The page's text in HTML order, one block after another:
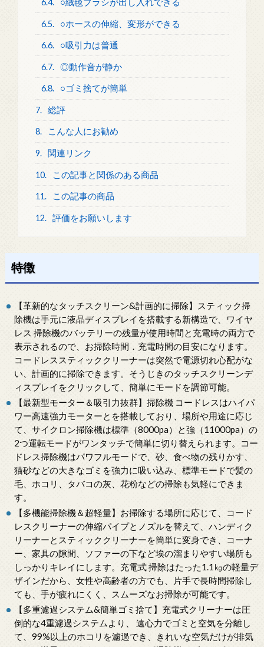
6.4. ○絨毯ブラシが出し入れできる
6.5. ○ホースの伸縮、変形ができる
6.6. ○吸引力は普通
6.7. ◎動作音が静か
6.8. ○ゴミ捨てが簡単
7. 総評
8. こんな人にお勧め
9. 関連リンク
10. この記事と関係のある商品
11. この記事の商品
12. 評価をお願いします
特徴
【革新的なタッチスクリーン&計画的に掃除】スティック掃
除機は手元に液晶ディスプレイを搭載する新構造で、ワイヤ
レス 掃除機のバッテリーの残量が使用時間と充電時の両方で
表示されるので、お掃除時間．充電時間の目安になります。
コードレススティッククリーナーは突然で電源切れ心配がな
い、計画的に掃除できます。そうじきのタッチスクリーンデ
ィスプレイをクリックして、簡単にモードを調節可能。
【最新型モーター＆吸引力抜群】掃除機 コードレスはハイパ
ワー高速強力モーターとを搭載しており、場所や用途に応じ
て、サイクロン掃除機は標準（8000pa）と強（11000pa）の
2つ運転モードがワンタッチで簡単に切り替えられます。コー
ドレス掃除機はパワフルモードで、砂、食べ物の残りかす、
猫砂などの大きなゴミを強力に吸い込み、標準モードで髪の
毛、ホコリ、タバコの灰、花粉などの掃除も気軽にできま
す。
【多機能掃除機＆超軽量】お掃除する場所に応じて、コード
レスクリーナーの伸縮パイプとノズルを替えて、ハンディク
リーナーとスティッククリーナーを簡単に変身でき、コーナ
ー、家具の隙間、ソファーの下など埃の溜まりやすい場所も
しっかりキレイにします。充電式 掃除はたった1.1㎏の軽量デ
ザインだから、女性や高齢者の方でも、片手で長時間掃除し
ても、手が疲れにくく、スムーズなお掃除が可能です。
【多重濾過システム&簡単ゴミ捨て】充電式クリーナーは圧
倒的な4重濾過システムより、 遠心力でゴミと空気を分離し
て、99%以上のホコリを濾過でき、きれいな空気だけが排気